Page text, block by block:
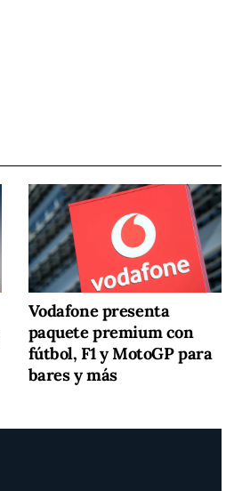
Vodafone presenta
paquete premium con
fútbol, F1 y MotoGP para
bares y más